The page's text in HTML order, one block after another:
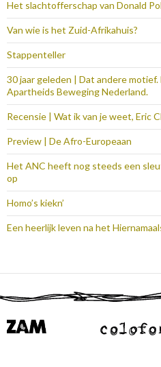
Het slachtofferschap van Donald
Van wie is het Zuid-Afrikahuis?
Stappenteller
30 jaar geleden | Dat andere
Apartheids Beweging Nederland.
Recensie | Wat ik van je weet, Eric
Preview | De Afro-Europeaan
Het ANC heeft nog steeds een
op
Homo’s kiekn’
Een heerlijk leven na het